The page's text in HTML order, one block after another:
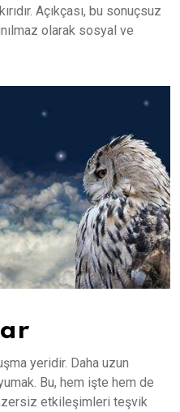
Açıkçası, bu sonuçsuz
olarak sosyal ve
yeridir. Daha uzun
Bu, hem işte hem de
etkileşimleri teşvik